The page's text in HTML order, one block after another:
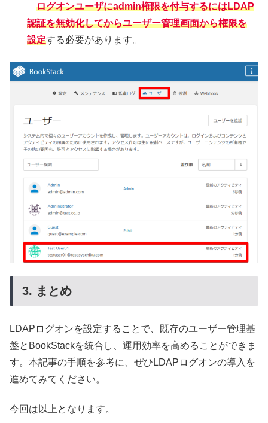
ログオンユーザにadmin権限を付与するにはLDAP
認証を無効化してからユーザー管理画面から権限を
設定する必要があります。
3. まとめ
LDAPログオンを設定することで、既存のユーザー管理基
盤とBookStackを統合し、運用効率を高めることができま
す。本記事の手順を参考に、ぜひLDAPログオンの導入を
進めてみてください。
今回は以上となります。